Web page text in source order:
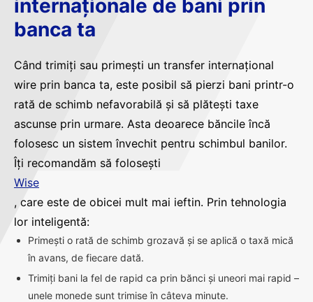
internaționale de bani prin
banca ta
Când trimiți sau primești un transfer internațional
wire prin banca ta, este posibil să pierzi bani printr-o
rată de schimb nefavorabilă și să plătești taxe
ascunse prin urmare. Asta deoarece băncile încă
folosesc un sistem învechit pentru schimbul banilor.
Îți recomandăm să folosești
Wise
, care este de obicei mult mai ieftin. Prin tehnologia
lor inteligentă:
Primești o rată de schimb grozavă și se aplică o taxă mică
în avans, de fiecare dată.
Trimiți bani la fel de rapid ca prin bănci și uneori mai rapid –
unele monede sunt trimise în câteva minute.